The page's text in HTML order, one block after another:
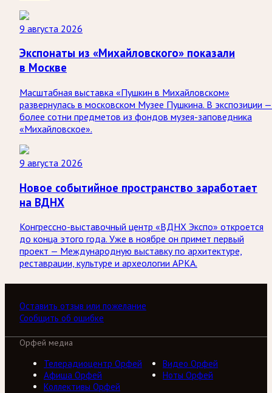
9 августа 2026
Экспонаты из «Михайловского» показали
в Москве
Масштабная выставка «Пушкин в Михайловском»
развернулась в московском Музее Пушкина. В экспозиции —
более сотни предметов из фондов музея-заповедника
«Михайловское».
9 августа 2026
Новое событийное пространство заработает
на ВДНХ
Конгрессно-выставочный центр «ВДНХ Экспо» откроется
до конца этого года. Уже в ноябре он примет первый
проект — Международную выставку по архитектуре,
реставрации, культуре и археологии АРКА.
Оставить отзыв или пожелание
Сообщить об ошибке
Орфей медиа
Телерадиоцентр Орфей
Видео Орфей
Афиша Орфей
Ноты Орфей
Коллективы Орфей